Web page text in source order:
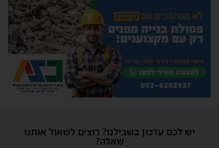
יש לכם עדכון בשבילנו? רוצים לשאול אותנו
שאלה?